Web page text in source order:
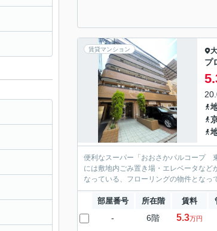
賃貸マンション
プ
便利なスーパー「おおさかパルコープ
には敷地内ごみ置き場・エレベータな
なっている、フローリングの物件とな
部屋番号 所在階 賃料
- 6階 5.3万円